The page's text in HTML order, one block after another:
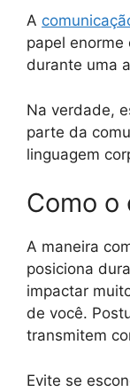
A
papel enorme
durante uma
Na verdade,
parte da
linguagem
Como o
A maneira
posiciona
impactar
de você.
transmitem
Evite se